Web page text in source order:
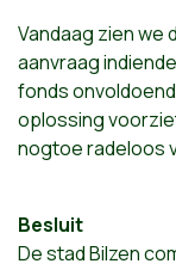
Vandaag zien we
aanvraag
fonds
oplossing
nogtoe radeloos
Besluit
De stad Bilzen